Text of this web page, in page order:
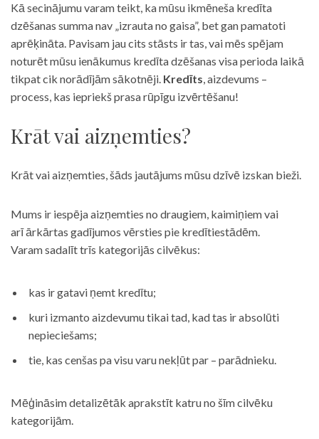
Kā secinājumu varam teikt, ka mūsu ikmēneša kredīta
dzēšanas summa nav „izrauta no gaisa”, bet gan pamatoti
aprēķināta. Pavisam jau cits stāsts ir tas, vai mēs spējam
noturēt mūsu ienākumus kredīta dzēšanas visa perioda laikā
tikpat cik norādījām sākotnēji. Kredīts, aizdevums –
process, kas iepriekš prasa rūpīgu izvērtēšanu!
Krāt vai aizņemties?
Krāt vai aizņemties, šāds jautājums mūsu dzīvē izskan bieži.
Mums ir iespēja aizņemties no draugiem, kaimiņiem vai
arī ārkārtas gadījumos vērsties pie kredītiestādēm.
Varam sadalīt trīs kategorijās cilvēkus:
kas ir gatavi ņemt kredītu;
kuri izmanto aizdevumu tikai tad, kad tas ir absolūti
nepieciešams;
tie, kas cenšas pa visu varu nekļūt par – parādnieku.
Mēģināsim detalizētāk aprakstīt katru no šīm cilvēku
kategorijām.